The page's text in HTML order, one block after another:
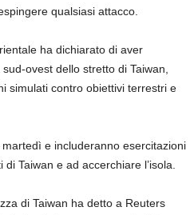
qualsiasi attacco.
ha dichiarato di aver
ovest dello stretto di Taiwan,
simulati contro obiettivi terrestri e
e includeranno esercitazioni
Taiwan e ad accerchiare l’isola.
di Taiwan ha detto a Reuters